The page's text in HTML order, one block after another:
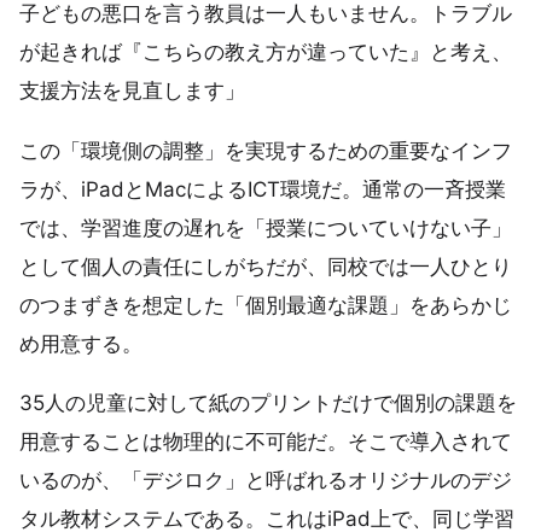
子どもの悪口を言う教員は一人もいません。トラブル
が起きれば『こちらの教え方が違っていた』と考え、
支援方法を見直します」
この「環境側の調整」を実現するための重要なインフ
ラが、iPadとMacによるICT環境だ。通常の一斉授業
では、学習進度の遅れを「授業についていけない子」
として個人の責任にしがちだが、同校では一人ひとり
のつまずきを想定した「個別最適な課題」をあらかじ
め用意する。
35人の児童に対して紙のプリントだけで個別の課題を
用意することは物理的に不可能だ。そこで導入されて
いるのが、「デジロク」と呼ばれるオリジナルのデジ
タル教材システムである。これはiPad上で、同じ学習